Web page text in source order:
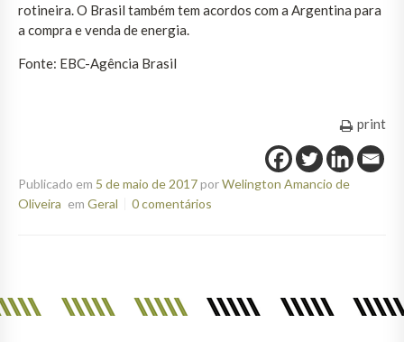
rotineira. O Brasil também tem acordos com a Argentina para
a compra e venda de energia.
Fonte: EBC-Agência Brasil
print
Publicado em 5 de maio de 2017porWelington Amancio de
Oliveira em Geral 0 comentários